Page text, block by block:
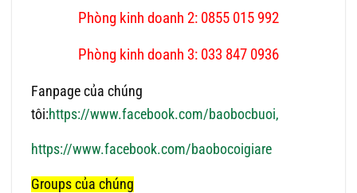
Phòng kinh doanh 2: 0855 015 992
Phòng kinh doanh 3: 033 847 0936
Fanpage của chúng
tôi:https://www.facebook.com/baobocbuoi,
https://www.facebook.com/baobocoigiare
Groups của chúng